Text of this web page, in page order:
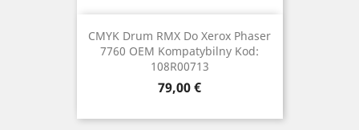
CMYK Drum RMX Do Xerox Phaser
7760 OEM Kompatybilny Kod:
108R00713
Cena
79,00 €